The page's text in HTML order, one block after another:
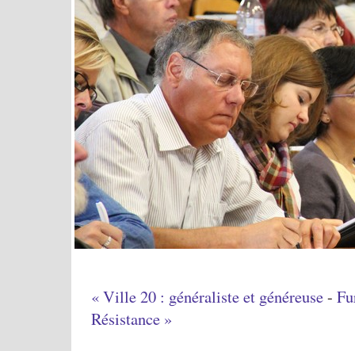
« Ville 20 : généraliste et généreuse-
Résistance »